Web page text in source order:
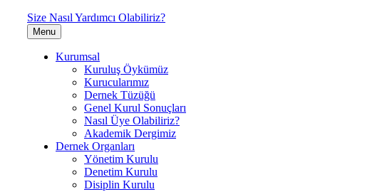
Size Nasıl Yardımcı Olabiliriz?
Menu
Kurumsal
Kuruluş Öykümüz
Kurucularımız
Dernek Tüzüğü
Genel Kurul Sonuçları
Nasıl Üye Olabiliriz?
Akademik Dergimiz
Dernek Organları
Yönetim Kurulu
Denetim Kurulu
Disiplin Kurulu